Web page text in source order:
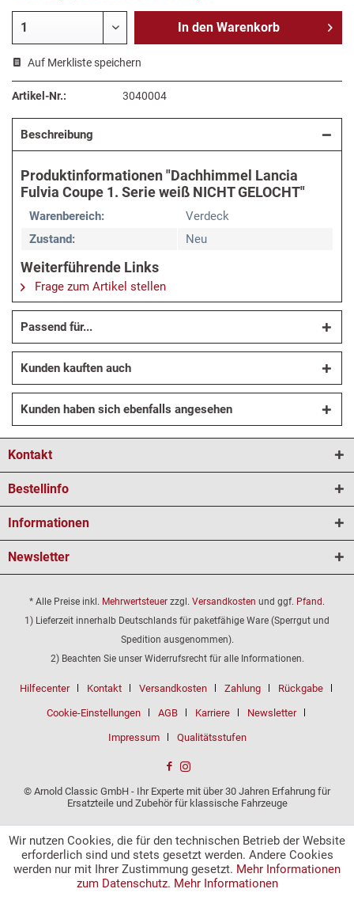
In den Warenkorb
Auf Merkliste speichern
Artikel-Nr.: 3040004
Beschreibung
Produktinformationen "Dachhimmel Lancia
Fulvia Coupe 1. Serie weiß NICHT GELOCHT"
Warenbereich:
Verdeck
Zustand:
Neu
Weiterführende Links
Frage zum Artikel stellen
Passend für...
Kunden kauften auch
Kunden haben sich ebenfalls angesehen
Kontakt
Bestellinfo
Informationen
Newsletter
* Alle Preise inkl. Mehrwertsteuer zzgl. Versandkosten und ggf. Pfand.
1) Lieferzeit innerhalb Deutschlands für paketfähige Ware (Sperrgut und
Spedition ausgenommen).
2) Beachten Sie unser Widerrufsrecht für alle Informationen.
Hilfecenter Kontakt Versandkosten Zahlung Rückgabe
Cookie-Einstellungen AGB Karriere Newsletter
Impressum Qualitätsstufen
© Arnold Classic GmbH - Ihr Experte mit über 30 Jahren Erfahrung für
Ersatzteile und Zubehör für klassische Fahrzeuge
Wir nutzen Cookies, die für den technischen Betrieb der Website
erforderlich sind und stets gesetzt werden. Andere Cookies
werden nur mit Ihrer Zustimmung gesetzt. Mehr Informationen
zum Datenschutz. Mehr Informationen